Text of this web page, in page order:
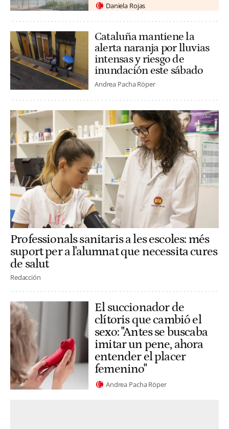
Daniela Rojas
Cataluña mantiene la
alerta naranja por lluvias
intensas y riesgo de
inundación este sábado
Andrea Pacha Röper
Professionals sanitaris a les escoles: més
suport per a l'alumnat que necessita cures
de salut
Redacción
El succionador de
clítoris que cambió el
sexo: "Antes se buscaba
imitar un pene, ahora
entender el placer
femenino"
Andrea Pacha Röper